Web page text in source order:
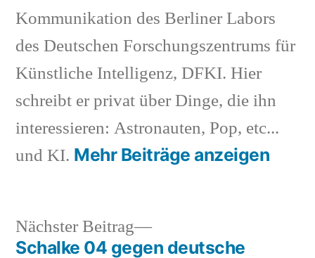
Kommunikation des Berliner Labors
des Deutschen Forschungszentrums für
Künstliche Intelligenz, DFKI. Hier
schreibt er privat über Dinge, die ihn
interessieren: Astronauten, Pop, etc...
und KI. Mehr Beiträge anzeigen
Nächster Beitrag
Nächster
Beitrag:
Schalke 04 gegen deutsche